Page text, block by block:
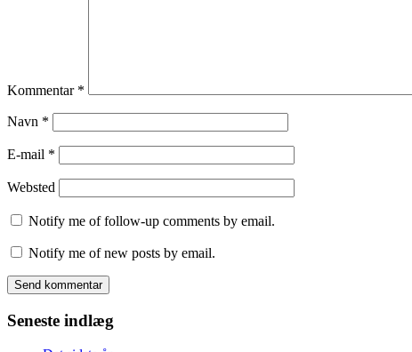
Kommentar *
Navn *
E-mail *
Websted
Notify me of follow-up comments by email.
Notify me of new posts by email.
Seneste indlæg